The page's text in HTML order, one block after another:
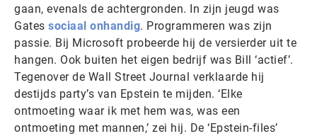
gaan, evenals de achtergronden. In zijn jeugd was
Gates sociaal onhandig. Programmeren was zijn
passie. Bij Microsoft probeerde hij de versierder uit te
hangen. Ook buiten het eigen bedrijf was Bill ‘actief’.
Tegenover de Wall Street Journal verklaarde hij
destijds party’s van Epstein te mijden. ‘Elke
ontmoeting waar ik met hem was, was een
ontmoeting met mannen,’ zei hij. De ‘Epstein-files’